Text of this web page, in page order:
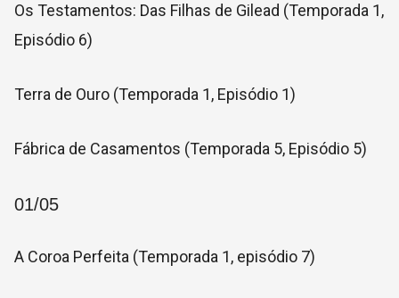
Os Testamentos: Das Filhas de Gilead (Temporada 1,
Episódio 6)
Terra de Ouro (Temporada 1, Episódio 1)
Fábrica de Casamentos (Temporada 5, Episódio 5)
01/05
A Coroa Perfeita (Temporada 1, episódio 7)